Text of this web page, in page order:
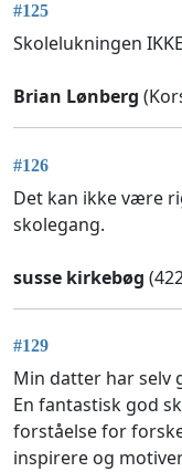
#125
Skolelukningen
Brian Lønberg
#126
Det kan ikke være
skolegang.
susse kirkebøg
#129
Min datter har selv
En fantastisk god
forståelse for
inspirere og